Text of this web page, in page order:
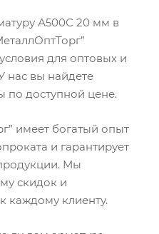
А500С 20 мм в
для оптовых и
нас вы найдете
доступной цене.
имеет богатый опыт
и гарантирует
Мы
скидок и
каждому клиенту.